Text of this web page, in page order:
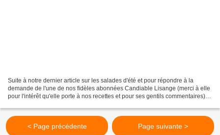
Suite à notre dernier article sur les salades d'été et pour répondre à la
demande de l'une de nos fidèles abonnées Candiable Lisange (merci à elle
pour l'intérêt qu'elle porte à nos recettes et pour ses gentils commentaires),
< Page précédente Page suivante >